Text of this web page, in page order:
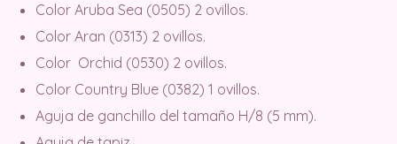
Color Aruba Sea (0505) 2 ovillos.
Color Aran (0313) 2 ovillos.
Color Orchid (0530) 2 ovillos.
Color Country Blue (0382) 1 ovillos.
Aguja de ganchillo del tamaño H/8 (5 mm).